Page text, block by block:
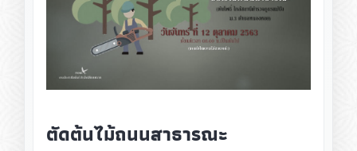
ตัดต้นไม้ถนนสาธารณะ